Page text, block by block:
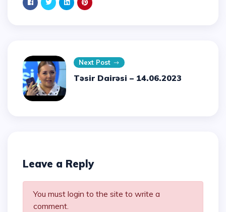
Next Post
Təsir Dairəsi – 14.06.2023
Leave a Reply
You must login to the site to write a
comment.